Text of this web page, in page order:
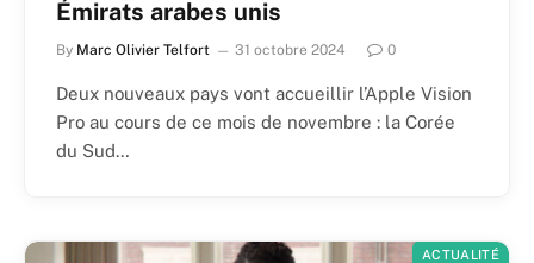
Émirats arabes unis
By Marc Olivier Telfort 31 octobre 2024 0
Deux nouveaux pays vont accueillir l’Apple Vision
Pro au cours de ce mois de novembre : la Corée
du Sud…
ACTUALITÉ